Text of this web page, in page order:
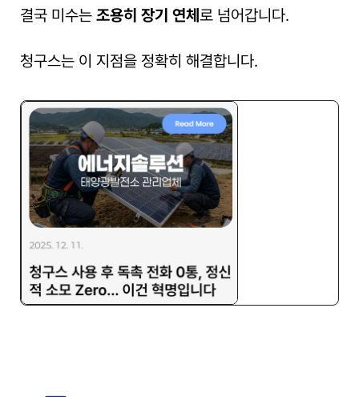
결국 미수는 조용히 장기 연체 로 넘어갑니다.
청구스는 이 지점을 정확히 해결합니다.